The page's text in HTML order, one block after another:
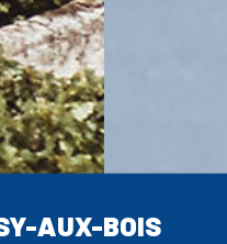
AUX-BOIS